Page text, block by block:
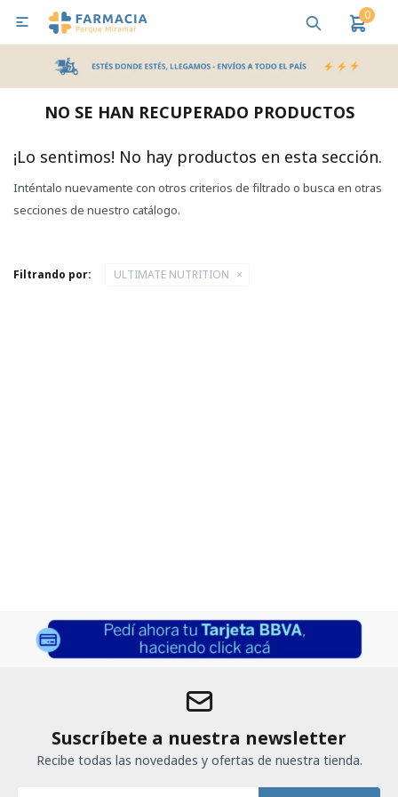
0

NO SE HAN RECUPERADO PRODUCTOS
¡Lo sentimos! No hay productos en esta sección.
Inténtalo nuevamente con otros criterios de filtrado o busca en otras
secciones de nuestro catálogo.
Filtrando por: ULTIMATE NUTRITION
Suscríbete a nuestra newsletter
Recibe todas las novedades y ofertas de nuestra tienda.
MI CUENTA
Bebes y Maternidad Salud
Pañales y Toallitas
Lactancia y Nutrición
Higiene y Bienestar